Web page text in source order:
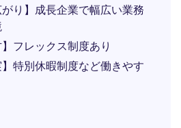
がり】成長企業で幅広い業務
】フレックス制度あり
】特別休暇制度など働きやす